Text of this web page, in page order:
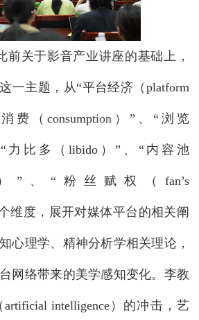
前关于影音产业讲座的基础上，
一主题，从“平台经济（ platform
费（ consumption ）”、“浏览
力比多（libido ）”、“内容池
”、“粉丝赋权（ fan’s
维度，展开对媒体平台的相关阐
心理学、精神分析学相关理论，
网络带来的美学感知变化。李教
artificial intelligence ）的冲击，艺